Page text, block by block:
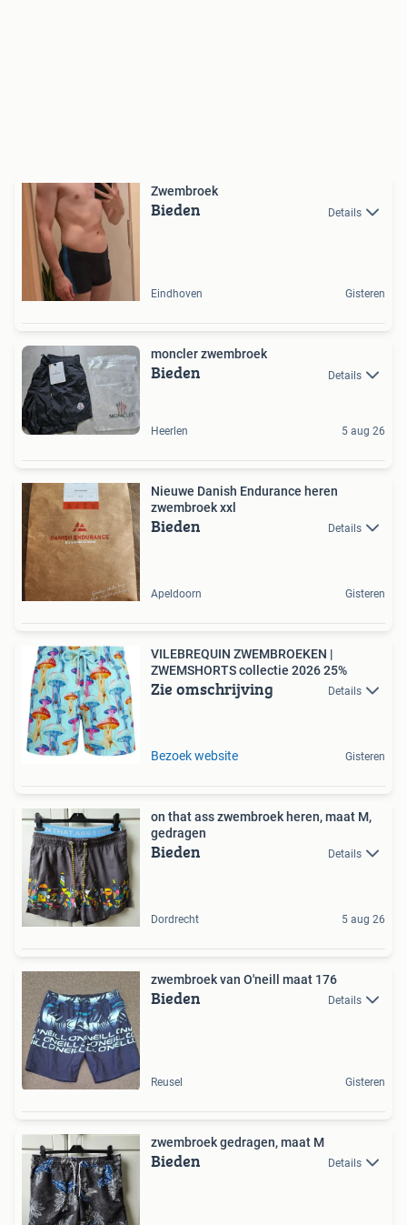
Zwembroek
Bieden Details
Eindhoven Gisteren
moncler zwembroek
Bieden Details
Heerlen 5 aug 26
Nieuwe Danish Endurance heren
zwembroek xxl
Bieden Details
Apeldoorn Gisteren
VILEBREQUIN ZWEMBROEKEN |
ZWEMSHORTS collectie 2026 25%
Zie omschrijving Details
Bezoek website Gisteren
on that ass zwembroek heren, maat M,
gedragen
Bieden Details
Dordrecht 5 aug 26
zwembroek van O'neill maat 176
Bieden Details
Reusel Gisteren
zwembroek gedragen, maat M
Bieden Details